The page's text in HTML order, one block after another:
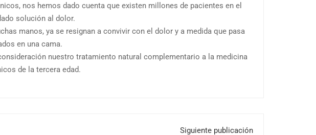
nos hemos dado cuenta que existen millones de pacientes en el
solución al dolor.
manos, ya se resignan a convivir con el dolor y a medida que pasa
en una cama.
nuestro tratamiento natural complementario a la medicina
de la tercera edad.
Siguiente publicación